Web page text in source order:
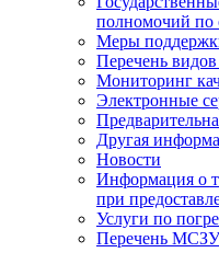
полномочий по
Меры
Перечень
Мониторинг
Электронные
Другая
Новости
Информация о
при
Услуги по
Перечень МСЗУ